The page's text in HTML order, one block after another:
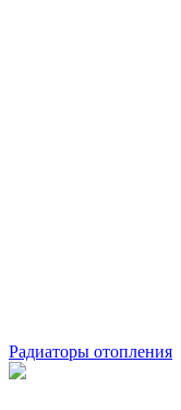
Радиаторы отопления